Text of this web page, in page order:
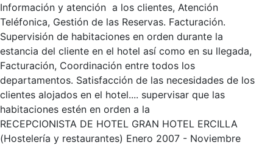
Información y atención a los clientes, Atención
Teléfonica, Gestión de las Reservas. Facturación.
Supervisión de habitaciones en orden durante la
estancia del cliente en el hotel así como en su llegada,
Facturación, Coordinación entre todos los
departamentos. Satisfacción de las necesidades de los
clientes alojados en el hotel.... supervisar que las
habitaciones estén en orden a la
RECEPCIONISTA DE HOTEL GRAN HOTEL ERCILLA
(Hostelería y restaurantes) Enero 2007 - Noviembre